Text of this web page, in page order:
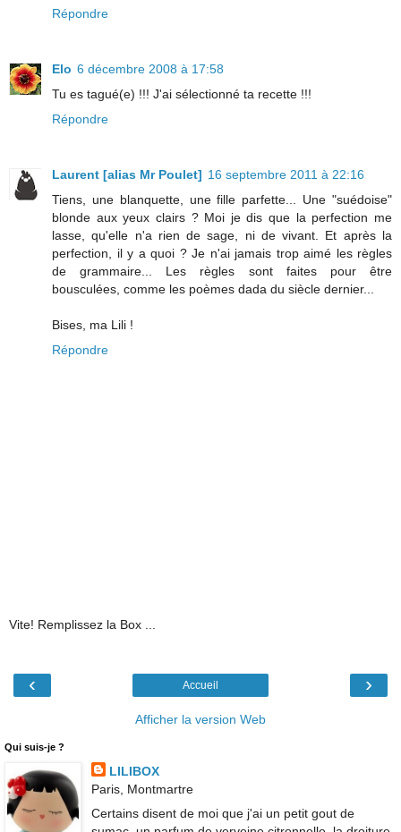
Répondre
Elo 6 décembre 2008 à 17:58
Tu es tagué(e) !!! J'ai sélectionné ta recette !!!
Répondre
Laurent [alias Mr Poulet] 16 septembre 2011 à 22:16
Tiens, une blanquette, une fille parfette... Une "suédoise"
blonde aux yeux clairs ? Moi je dis que la perfection me
lasse, qu'elle n'a rien de sage, ni de vivant. Et après la
perfection, il y a quoi ? Je n'ai jamais trop aimé les règles
de grammaire... Les règles sont faites pour être
bousculées, comme les poèmes dada du siècle dernier...
Bises, ma Lili !
Répondre
Vite! Remplissez la Box ...
‹ ›
Accueil
Afficher la version Web
Qui suis-je ?
LILIBOX
Paris, Montmartre
Certains disent de moi que j'ai un petit gout de